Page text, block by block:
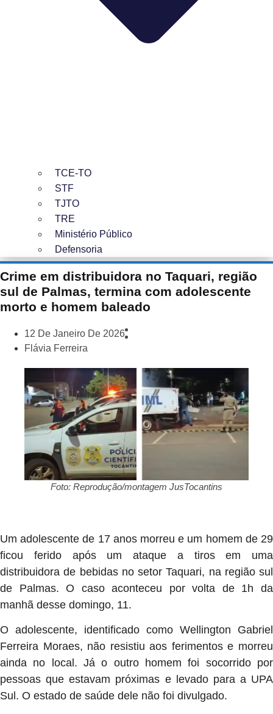
TCE-TO
STF
TJTO
TRE
Ministério Público
Defensoria
Crime em distribuidora no Taquari, região
sul de Palmas, termina com adolescente
morto e homem baleado
12 De Janeiro De 2026
Flávia Ferreira
Foto: Reprodução/montagem JusTocantins
Um adolescente de 17 anos morreu e um homem de 29
ficou ferido após um ataque a tiros em uma
distribuidora de bebidas no setor Taquari, na região sul
de Palmas. O caso aconteceu por volta de 1h da
manhã desse domingo, 11.
O adolescente, identificado como Wellington Gabriel
Ferreira Moraes, não resistiu aos ferimentos e morreu
ainda no local. Já o outro homem foi socorrido por
pessoas que estavam próximas e levado para a UPA
Sul. O estado de saúde dele não foi divulgado.